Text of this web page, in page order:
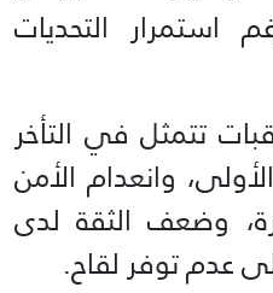
استمرار التحديات
تتمثل في التأخر
وانعدام الأمن
وضعف الثقة لدى
عدم توفر لقاح.